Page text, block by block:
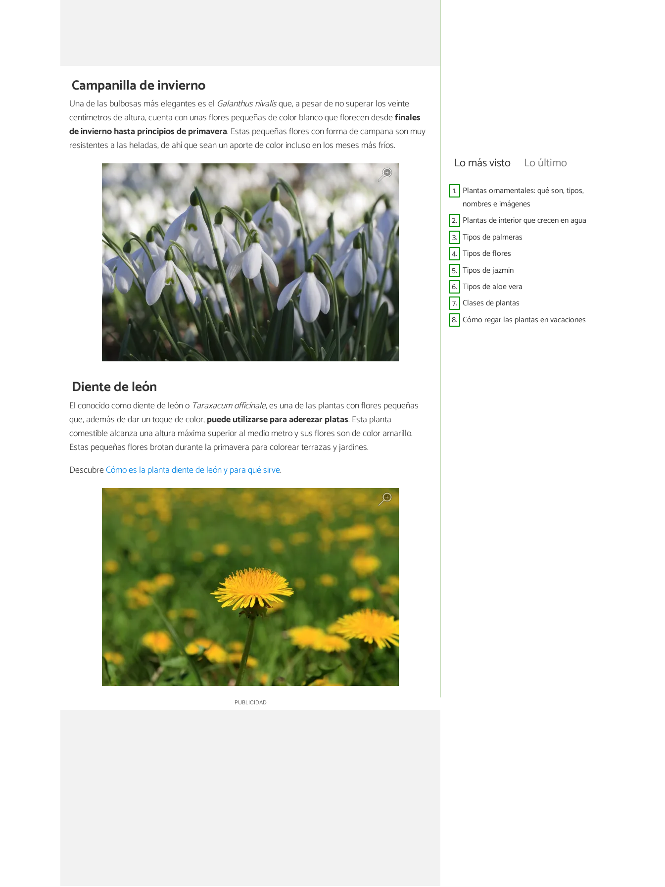
Campanilla de invierno
Una de las bulbosas más elegantes es el Galanthus nivalisque, a pesar de no superar los veinte
centímetros de altura, cuenta con unas flores pequeñas de color blanco que florecen desdefinales
de invierno hasta principios de primavera. Estas pequeñas flores con forma de campana son muy
resistentes a las heladas, de ahí que sean un aporte de color incluso en los meses más fríos.
Diente de león
El conocido como diente de león o Taraxacum officinale, es una de las plantas con flores pequeñas
que, además de dar un toque de color,puede utilizarse para aderezar platas. Esta planta
comestible alcanza una altura máxima superior al medio metro y sus flores son de color amarillo.
Estas pequeñas flores brotan durante la primavera para colorear terrazas y jardines.
DescubreCómo es la planta diente de león y para qué sirve.
Lo más visto Lo último
1. Plantas ornamentales: qué son, tipos,
nombres e imágenes
2. Plantas de interior que crecen en agua
3. Tipos de palmeras
4. Tipos de flores
5. Tipos de jazmín
6. Tipos de aloe vera
7. Clases de plantas
8. Cómo regar las plantas en vacaciones